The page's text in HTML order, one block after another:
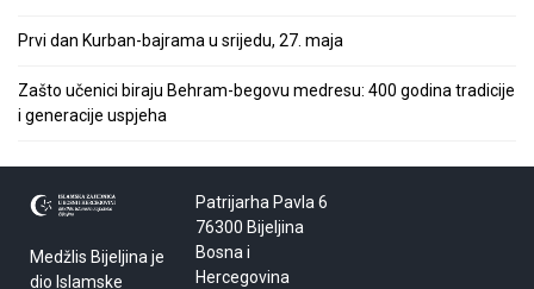
Prvi dan Kurban-bajrama u srijedu, 27. maja
Zašto učenici biraju Behram-begovu medresu: 400 godina tradicije
i generacije uspjeha
Medžlis Bijeljina je
dio Islamske
Patrijarha Pavla 6
76300 Bijeljina
Bosna i
Hercegovina